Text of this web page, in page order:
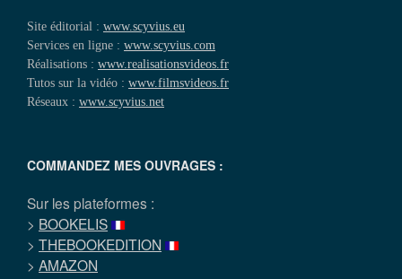
Site éditorial : www.scyvius.eu
Services en ligne : www.scyvius.com
Réalisations : www.realisationsvideos.fr
Tutos sur la vidéo : www.filmsvideos.fr
Réseaux : www.scyvius.net
COMMANDEZ MES OUVRAGES :
Sur les plateformes :
> BOOKELIS
> THEBOOKEDITION
> AMAZON